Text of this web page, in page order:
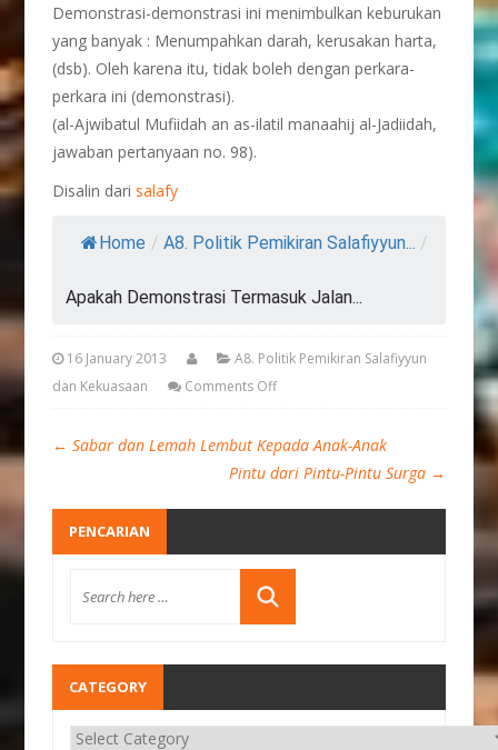
Demonstrasi-demonstrasi ini menimbulkan keburukan
yang banyak : Menumpahkan darah, kerusakan harta,
(dsb). Oleh karena itu, tidak boleh dengan perkara-
perkara ini (demonstrasi).
(al-Ajwibatul Mufiidah an as-ilatil manaahij al-Jadiidah,
jawaban pertanyaan no. 98).
Disalin dari salafy
Home / A8. Politik Pemikiran Salafiyyun... /
Apakah Demonstrasi Termasuk Jalan...
16 January 2013
A8. Politik Pemikiran Salafiyyun
dan Kekuasaan
Comments Off
← Sabar dan Lemah Lembut Kepada Anak-Anak
Pintu dari Pintu-Pintu Surga →
PENCARIAN
CATEGORY